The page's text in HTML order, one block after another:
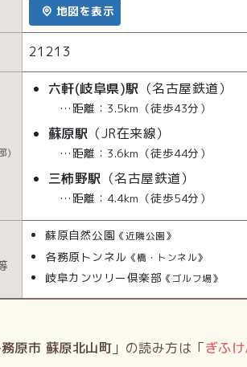
地図を表示
21213
)
六軒(岐阜県)駅 （名古屋鉄道）
…距離：3.5km（徒歩43分）
蘇原駅 （JR在来線）
…距離：3.6km（徒歩44分）
三柿野駅 （名古屋鉄道）
…距離：4.4km（徒歩54分）
蘇原自然公園 《近隣公園》
各務原トンネル 《橋・トンネル》
岐阜カンツリー倶楽部 《ゴルフ場》
原市 蘇原北山町 」の読み方は「ぎふ